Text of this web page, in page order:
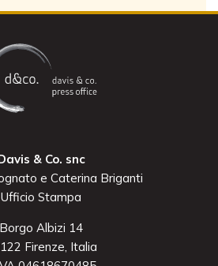
& Co. snc
e Caterina Briganti
Ufficio Stampa
Borgo Albizi 14
Firenze, Italia